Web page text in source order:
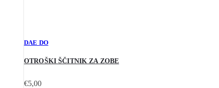
DAE DO
OTROŠKI ŠČITNIK ZA ZOBE
€5,00